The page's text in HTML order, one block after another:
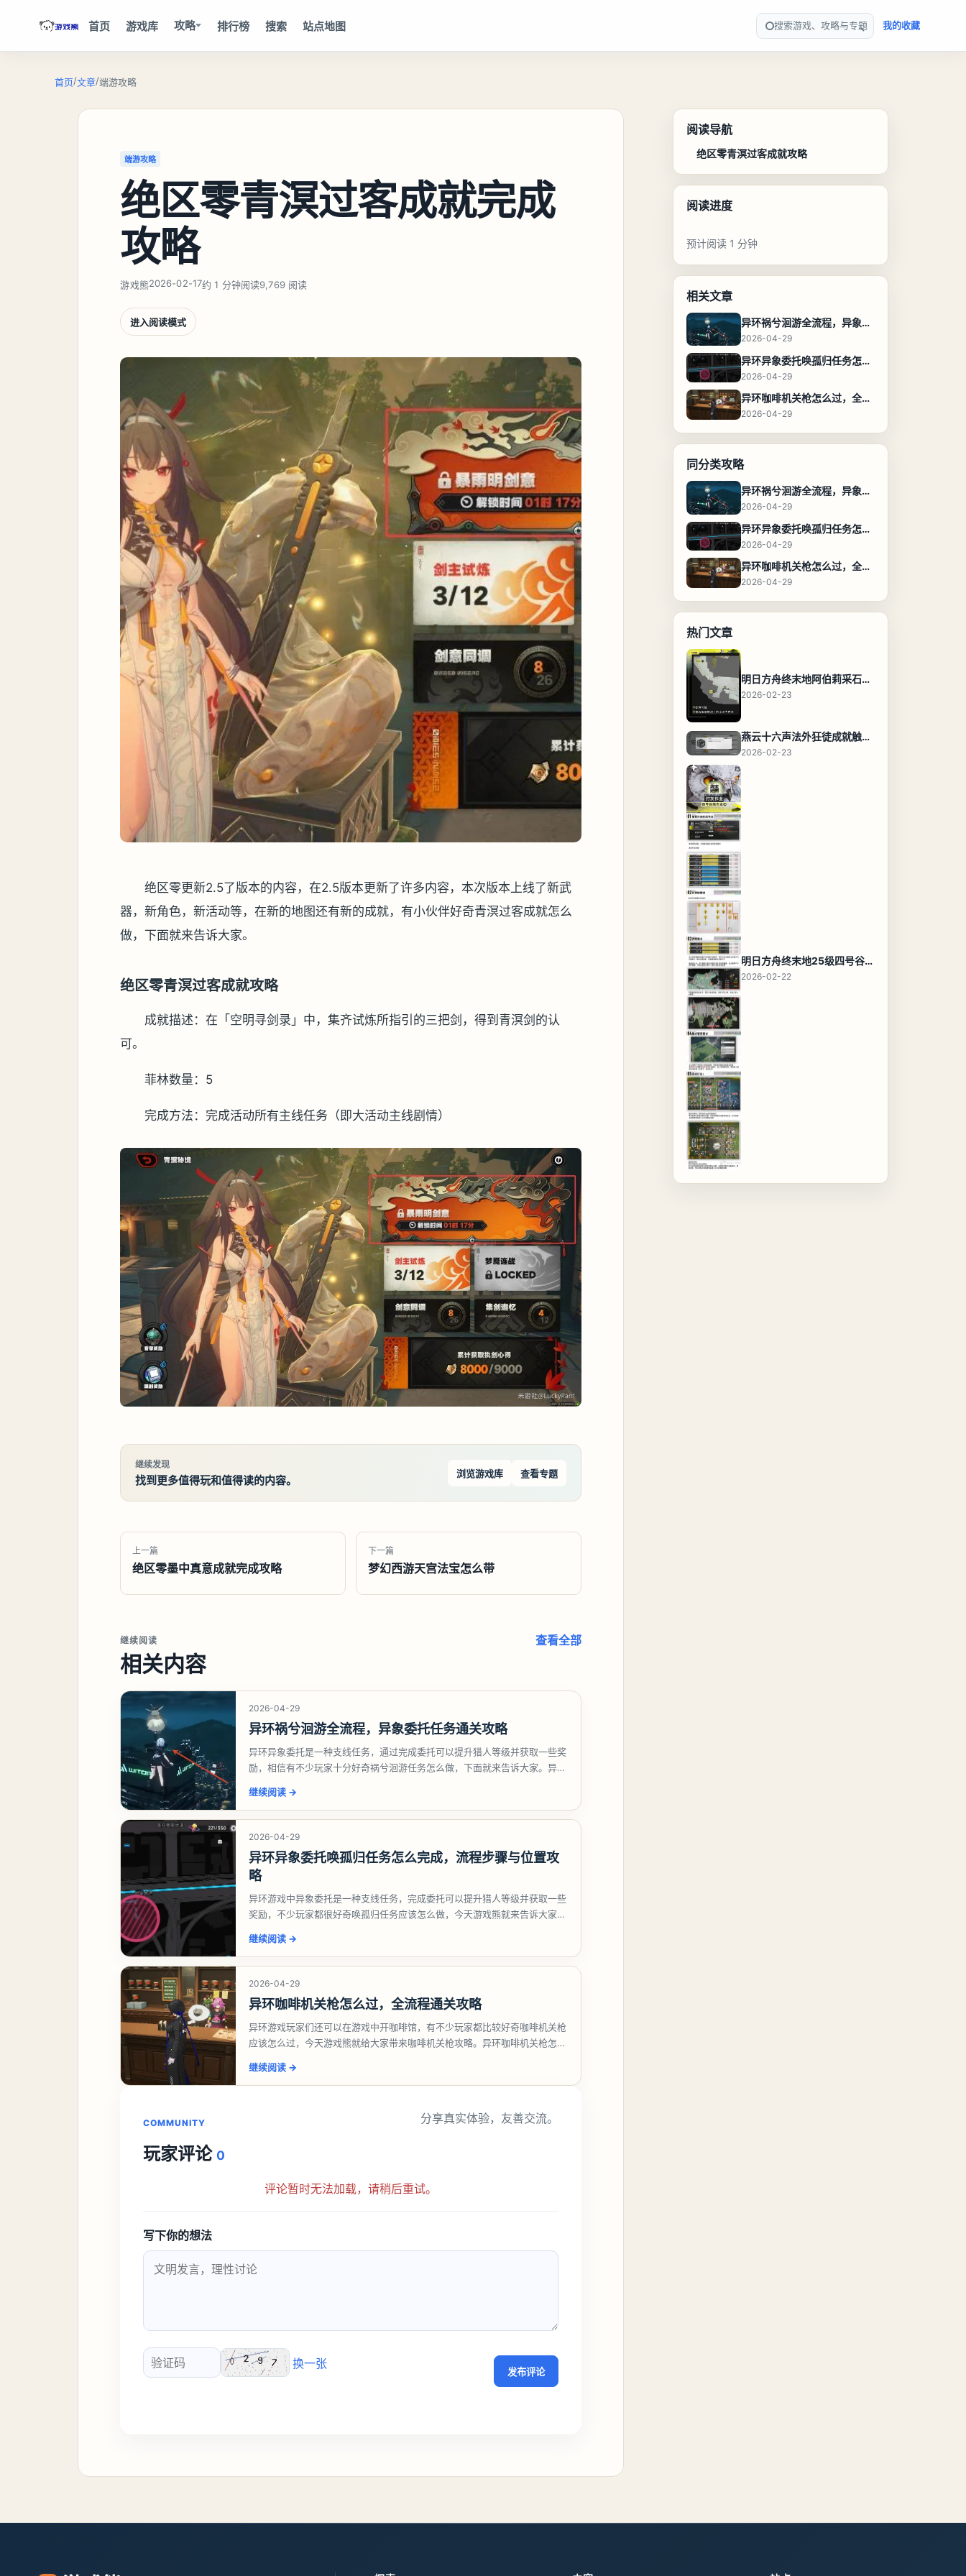
首页 游戏库 攻略 排行榜 搜索 站点地图 搜索游戏、攻略与专题 我的收藏
首页/文章/端游攻略
端游攻略
绝区零青溟过客成就完成
攻略
游戏熊2026-02-17约 1 分钟阅读9,769 阅读
进入阅读模式
绝区零更新2.5了版本的内容，在2.5版本更新了许多内容，本次版本上线了新武
器，新角色，新活动等，在新的地图还有新的成就，有小伙伴好奇青溟过客成就怎么
做，下面就来告诉大家。
绝区零青溟过客成就攻略
成就描述：在「空明寻剑录」中，集齐试炼所指引的三把剑，得到青溟剑的认
可。
菲林数量：5
完成方法：完成活动所有主线任务（即大活动主线剧情）
继续发现
找到更多值得玩和值得读的内容。
浏览游戏库 查看专题
上一篇
绝区零墨中真意成就完成攻略
下一篇
梦幻西游天宫法宝怎么带
继续阅读
相关内容
查看全部
2026-04-29
异环祸兮洄游全流程，异象委托任务通关攻略
异环异象委托是一种支线任务，通过完成委托可以提升猎人等级并获取一些奖
励，相信有不少玩家十分好奇祸兮洄游任务怎么做，下面就来告诉大家。异环
继续阅读 →
2026-04-29
异环异象委托唤孤归任务怎么完成，流程步骤与位置攻
略
异环游戏中异象委托是一种支线任务，完成委托可以提升猎人等级并获取一些
奖励，不少玩家都很好奇唤孤归任务应该怎么做，今天游戏熊就来告诉大家。
继续阅读 →
2026-04-29
异环咖啡机关枪怎么过，全流程通关攻略
异环游戏玩家们还可以在游戏中开咖啡馆，有不少玩家都比较好奇咖啡机关枪
应该怎么过，今天游戏熊就给大家带来咖啡机关枪攻略。异环咖啡机关枪怎么
继续阅读 →
COMMUNITY
玩家评论 0
分享真实体验，友善交流。
评论暂时无法加载，请稍后重试。
写下你的想法
验证码
换一张
发布评论
阅读导航
绝区零青溟过客成就攻略
阅读进度
预计阅读 1 分钟
相关文章
异环祸兮洄游全流程，异象委托任务通关攻略
2026-04-29
异环异象委托唤孤归任务怎么完成，流程步骤与位置攻略
2026-04-29
异环咖啡机关枪怎么过，全流程通关攻略
2026-04-29
同分类攻略
异环祸兮洄游全流程，异象委托任务通关攻略
2026-04-29
异环异象委托唤孤归任务怎么完成，流程步骤与位置攻略
2026-04-29
异环咖啡机关枪怎么过，全流程通关攻略
2026-04-29
热门文章
明日方舟终末地阿伯莉采石场宝箱全收集攻略，全点位分布图与路线
2026-02-23
燕云十六声法外狂徒成就触发条件与通关攻略
2026-02-23
明日方舟终末地25级四号谷地基地蓝图，高效布局规划
2026-02-22